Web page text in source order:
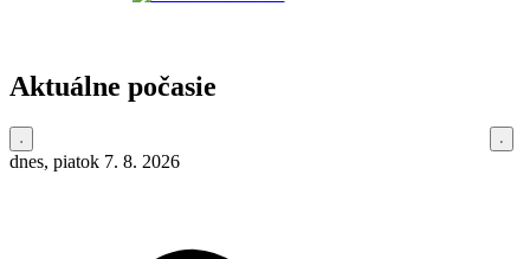
Aktuálne počasie
dnes, piatok 7. 8. 2026